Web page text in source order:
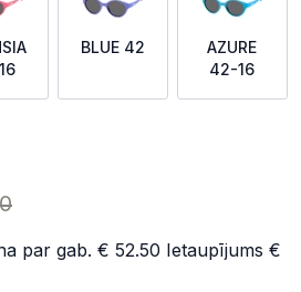
BLUE 42
AZURE
42-16
par gab. € 52.50 Ietaupījums €